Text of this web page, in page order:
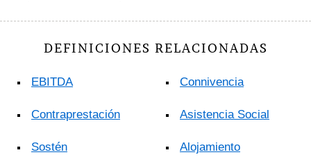
DEFINICIONES RELACIONADAS
EBITDA
Contraprestación
Sostén
Connivencia
Asistencia Social
Alojamiento